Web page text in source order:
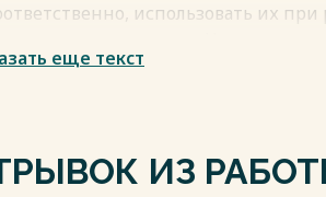
использовать их
читателей с
модель жизнеспособности
еще текст
ИЗ